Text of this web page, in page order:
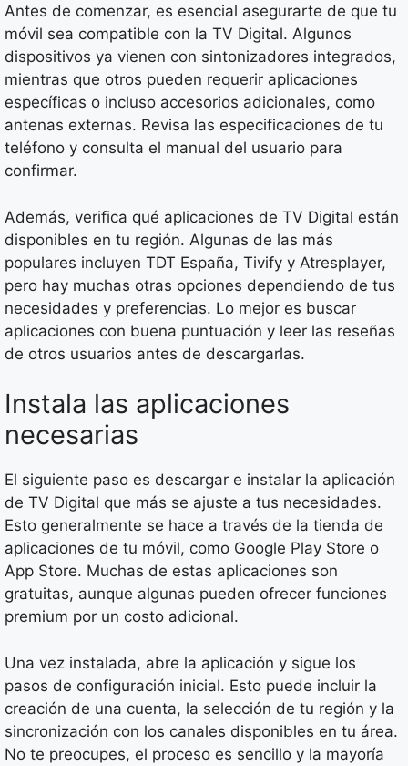
Antes de comenzar, es esencial asegurarte de que tu
móvil sea compatible con la TV Digital. Algunos
dispositivos ya vienen con sintonizadores integrados,
mientras que otros pueden requerir aplicaciones
específicas o incluso accesorios adicionales, como
antenas externas. Revisa las especificaciones de tu
teléfono y consulta el manual del usuario para
confirmar.
Además, verifica qué aplicaciones de TV Digital están
disponibles en tu región. Algunas de las más
populares incluyen TDT España, Tivify y Atresplayer,
pero hay muchas otras opciones dependiendo de tus
necesidades y preferencias. Lo mejor es buscar
aplicaciones con buena puntuación y leer las reseñas
de otros usuarios antes de descargarlas.
Instala las aplicaciones
necesarias
El siguiente paso es descargar e instalar la aplicación
de TV Digital que más se ajuste a tus necesidades.
Esto generalmente se hace a través de la tienda de
aplicaciones de tu móvil, como Google Play Store o
App Store. Muchas de estas aplicaciones son
gratuitas, aunque algunas pueden ofrecer funciones
premium por un costo adicional.
Una vez instalada, abre la aplicación y sigue los
pasos de configuración inicial. Esto puede incluir la
creación de una cuenta, la selección de tu región y la
sincronización con los canales disponibles en tu área.
No te preocupes, el proceso es sencillo y la mayoría